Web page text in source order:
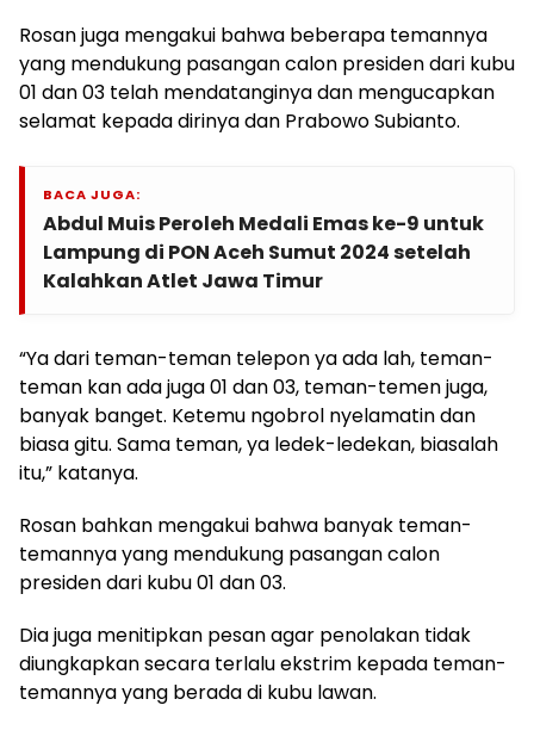
Rosan juga mengakui bahwa beberapa temannya
yang mendukung pasangan calon presiden dari kubu
01 dan 03 telah mendatanginya dan mengucapkan
selamat kepada dirinya dan Prabowo Subianto.
BACA JUGA:
Abdul Muis Peroleh Medali Emas ke-9 untuk
Lampung di PON Aceh Sumut 2024 setelah
Kalahkan Atlet Jawa Timur
“Ya dari teman-teman telepon ya ada lah, teman-
teman kan ada juga 01 dan 03, teman-temen juga,
banyak banget. Ketemu ngobrol nyelamatin dan
biasa gitu. Sama teman, ya ledek-ledekan, biasalah
itu,” katanya.
Rosan bahkan mengakui bahwa banyak teman-
temannya yang mendukung pasangan calon
presiden dari kubu 01 dan 03.
Dia juga menitipkan pesan agar penolakan tidak
diungkapkan secara terlalu ekstrim kepada teman-
temannya yang berada di kubu lawan.